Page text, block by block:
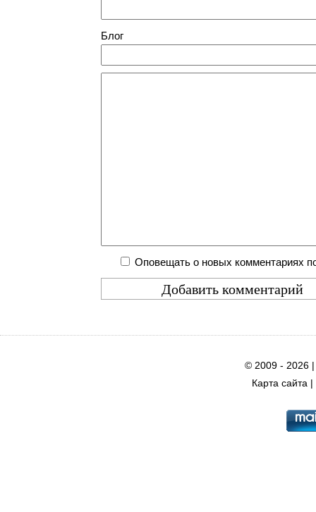
Блог
Оповещать о новых комментариях
© 2009 - 2026
Карта сайта